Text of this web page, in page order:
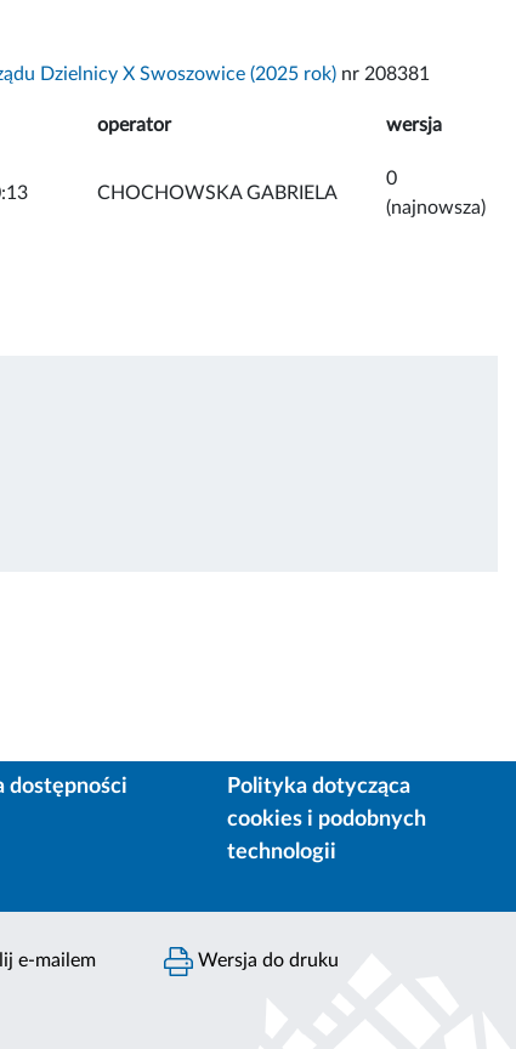
Dzielnicy X Swoszowice (2025 rok) nr 208381
operator wersja
CHOCHOWSKA GABRIELA
0
(najnowsza)
dostępności
Polityka dotycząca
cookies i podobnych
technologii
e-mailem Wersja do druku